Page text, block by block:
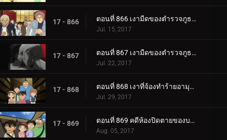
17 - 866 ตอนที่ 866 เงามืดของตำรวจภูธร (ตอน 2)
Jul. 15, 2017
17 - 867 ตอนที่ 867 เงามืดของตำรวจภูธร (ตอน 3)
Jul. 22, 2017
17 - 868 ตอนที่ 868 เงาที่จ้องทำร้ายอามุโระ
Jul. 29, 2017
17 - 869 ตอนที่ 869 คดีห้องปิดตายของบล็อกนางเอก (ตอน 1)
Aug. 05, 2017